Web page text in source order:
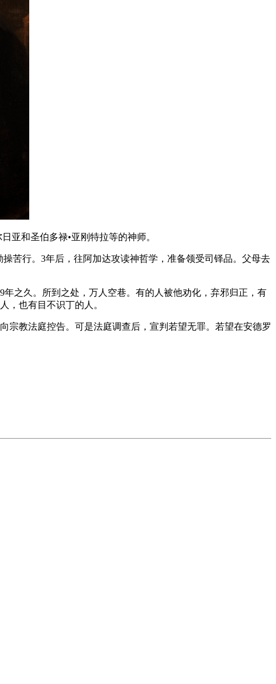
亚和圣伯多禄•亚刚特拉等的神师。
苦行。3年后，往阿加达攻读神哲学，准备领受司铎品。父母去
之久。所到之处，万人空巷。有的人被他劝化，弃邪归正，有
，也有目不识丁的人。
宗教法庭控告。可是法庭调查后，宣判若望无罪。若望在安德罗